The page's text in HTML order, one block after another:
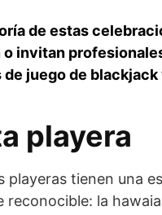
de estas
invitan
de juego de
playera
playeras tienen una
reconocible: la